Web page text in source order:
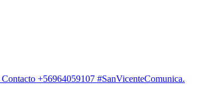
+56964059107 #SanVicenteComunica.